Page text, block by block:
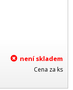
není skladem
Cena za ks